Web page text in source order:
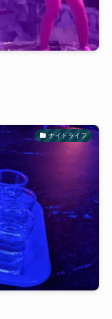
ナイトライフ